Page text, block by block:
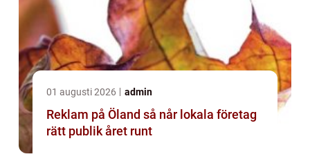
01 augusti 2026 admin
Reklam på Öland så når lokala företag
rätt publik året runt